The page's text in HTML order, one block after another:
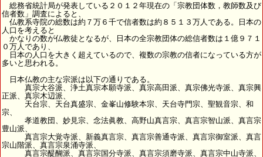
総務省統計局が発表している２０１２年現在の「宗教団体数，教師数及び
信者数」調査によると、
仏教系寺院の総数は約７万６千で信者数は約８５１３万人である。日本の
人口を考えると
かなりの数が仏教徒となるが、日本の全宗教団体の総信者数は１億９７１
０万人であり、
日本の人口を大きく超えているので、複数の宗教の信者になっている方が
多いと思われる。
日本仏教の主な宗派は以下の通りである。
真宗大谷派、浄土真宗本願寺派、真宗高田派、真宗佛光寺派、真宗興
正派、真宗木辺派、
天台宗、天台真盛宗、金峯山修験本宗、天台寺門宗、聖観音宗、和
宗、
孝道教団、妙見宗、念法眞教、高野山真言宗、真言宗智山派、真言宗
豊山派、
真言宗大覚寺派、新義真言宗、真言宗善通寺派、真言宗御室派、真言
宗山階派、真言宗泉涌寺派、
真言宗醍醐派、真言宗国分寺派、真言宗須磨寺派、真言宗中山寺派、